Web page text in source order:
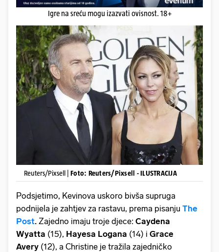
Igre na sreću mogu izazvati ovisnost. 18+
Reuters/Pixsell | Foto: Reuters/Pixsell - ILUSTRACIJA
Podsjetimo, Kevinova uskoro bivša supruga
podnijela je zahtjev za rastavu, prema pisanju The
Post. Zajedno imaju troje djece: Caydena
Wyatta (15), Hayesa Logana (14) i Grace
Avery (12), a Christine je tražila zajedničko